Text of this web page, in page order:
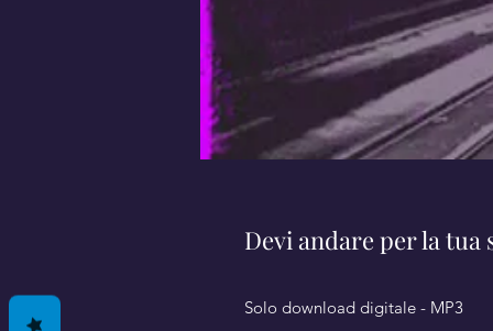
Devi andare per la
Solo download digitale - MP3